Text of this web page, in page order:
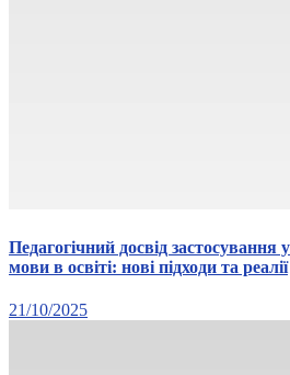
Педагогічний досвід застосування
мови в освіті: нові підходи та реалії
21/10/2025